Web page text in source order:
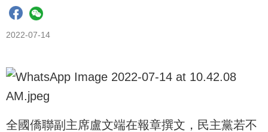
2022-07-14
全國僑聯副主席盧文端在報章撰文，民主黨若不